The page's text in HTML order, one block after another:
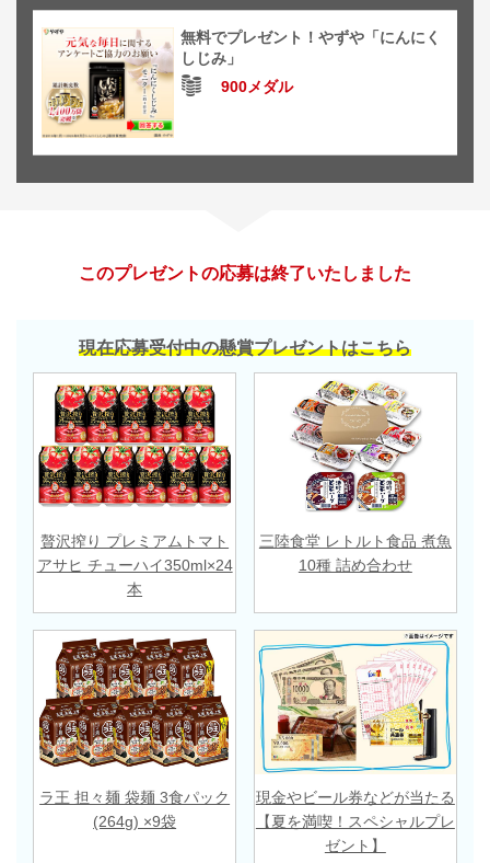
無料でプレゼント！やずや「にんにく
しじみ」
900メダル
このプレゼントの応募は終了いたしました
現在応募受付中の懸賞プレゼントはこちら
贅沢搾り プレミアムトマト
アサヒ チューハイ350ml×24
本
三陸食堂 レトルト食品 煮魚
10種 詰め合わせ
ラ王 担々麺 袋麺 3食パック
(264g) ×9袋
現金やビール券などが当たる
【夏を満喫！スペシャルプレ
ゼント】